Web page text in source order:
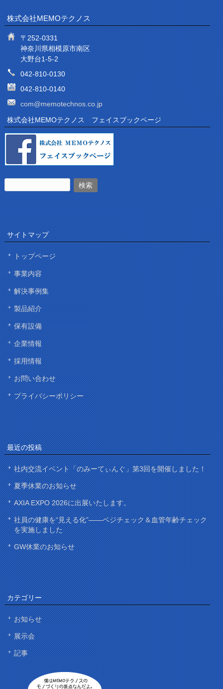
株式会社MEMOテクノス
〒252-0331
神奈川県相模原市南区
大野台1-5-2
042-810-0130
042-810-0140
com@memotechnos.co.jp
株式会社MEMOテクノス フェイスブックページ
サイトマップ
トップページ
事業内容
解決事例集
製品紹介
保有設備
企業情報
採用情報
お問い合わせ
プライバシーポリシー
最近の投稿
社内交流イベント「のみーてぃんぐ」第3回を開催しました！
夏季休業のお知らせ
AXIA EXPO 2026に出展いたします。
社員の健康を“見える化”——ベジチェック＆血管年齢チェック
を実施しました
GW休業のお知らせ
カテゴリー
お知らせ
展示会
記事